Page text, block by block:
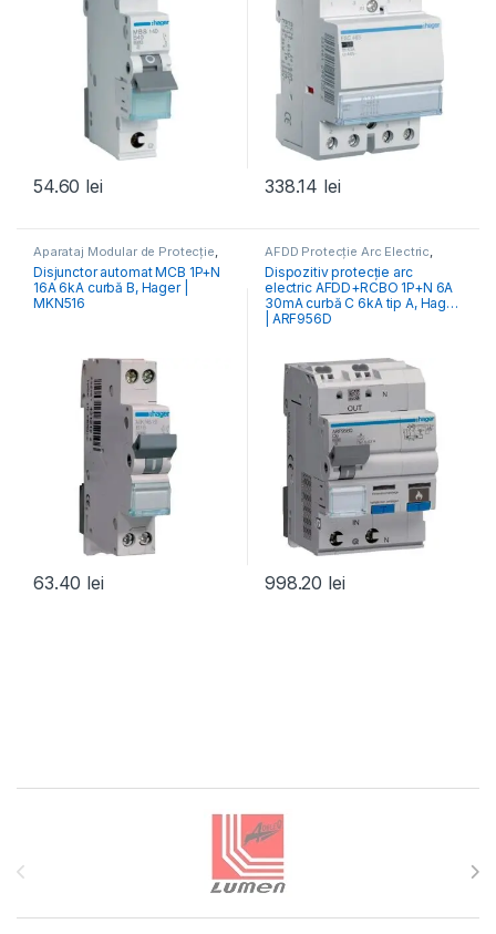
54.60 lei 338.14 lei
Aparataj Modular de Protecție,
Distribuția Energiei , MCB
Întrerupătoare Automate
Disjunctor automat MCB 1P+N
16A 6kA curbă B, Hager |
MKN516
63.40 lei
AFDD Protecție Arc Electric,
Aparataj Modular de Protecție
Distribuția Energiei
Dispozitiv protecție arc
electric AFDD+RCBO 1P+N 6A
30mA curbă C 6kA tip A, Hager
| ARF956D
998.20 lei